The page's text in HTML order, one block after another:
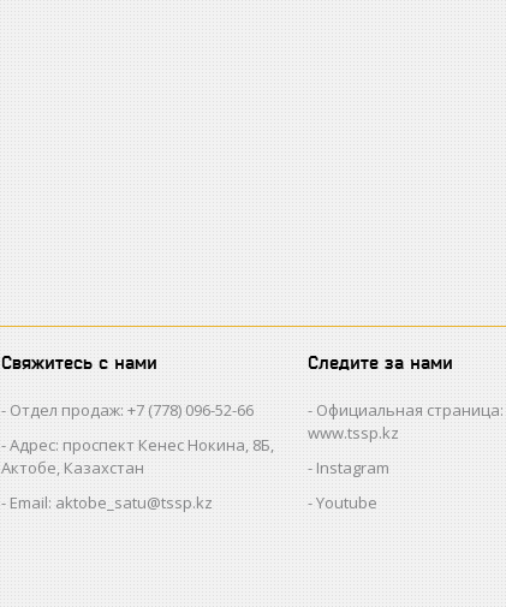
Свяжитесь с нами
Отдел продаж: +7 (778) 096-52-66
Адрес: проспект Кенес Нокина, 8Б,
Актобе, Казахстан
Email: aktobe_satu@tssp.kz
Следите за нами
Официальная страница:
www.tssp.kz
Instagram
Youtube